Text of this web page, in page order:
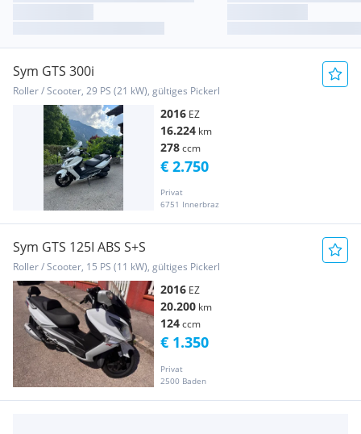
Sym GTS 300i
Roller / Scooter, 29 PS (21 kW), gültiges Pickerl
2016 EZ
16.224 km
278ccm
Privat
6751 Innerbraz
€ 2.750
Sym GTS 125I ABS S+S
Roller / Scooter, 15 PS (11 kW), gültiges Pickerl
2016 EZ
20.200 km
124ccm
Privat
2500 Baden
€ 1.350